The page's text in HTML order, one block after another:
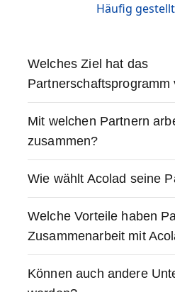
Häufig
Welches Ziel hat das
Partnerschaftsprogramm
Mit welchen Partnern
zusammen?
Wie wählt Acolad seine
Welche Vorteile haben
Zusammenarbeit mit
Können auch andere